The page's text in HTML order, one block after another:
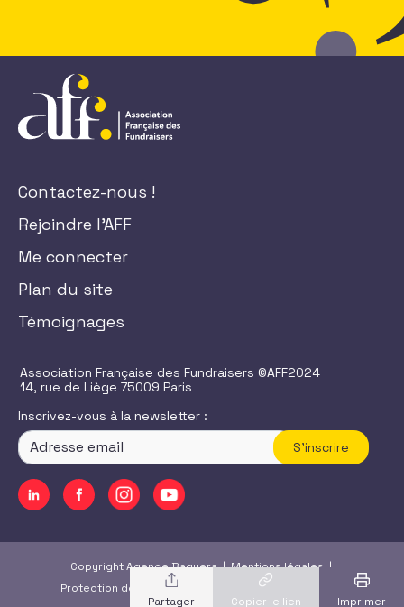
Partager Copier le lien Imprimer
Contactez-nous !
Rejoindre l'AFF
Me connecter
Plan du site
Témoignages
Association Française des Fundraisers ©AFF2024
14, rue de Liège 75009 Paris
Inscrivez-vous à la newsletter :
S'inscrire
Copyright Agence Baguera |Mentions légales |
Protection des données
|